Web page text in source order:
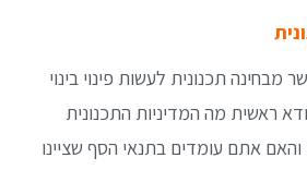
תכנונית לעשות פינוי בינוי
ראשית מה המדיניות התכנונית
והאם אתם עומדים בתנאי הסף שציינו